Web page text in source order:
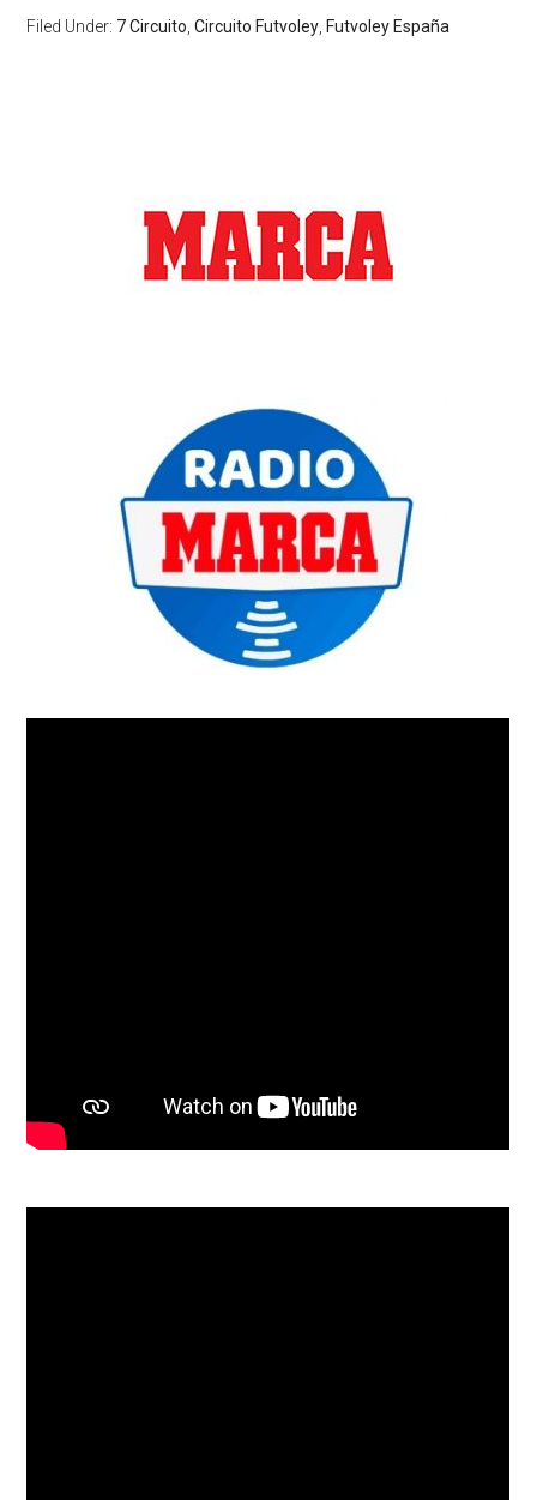
Filed Under: 7 Circuito ,Circuito Futvoley Futvoley España